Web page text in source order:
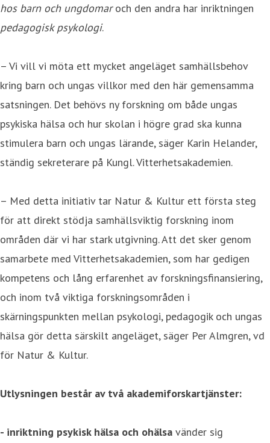
hos barn och ungdomaroch den andra har inriktningen
pedagogisk psykologi.
– Vi vill vi möta ett mycket angeläget samhällsbehov
kring barn och ungas villkor med den här gemensamma
satsningen. Det behövs ny forskning om både ungas
psykiska hälsa och hur skolan i högre grad ska kunna
stimulera barn och ungas lärande, säger Karin Helander,
ständig sekreterare på Kungl. Vitterhetsakademien.
– Med detta initiativ tar Natur & Kultur ett första steg
för att direkt stödja samhällsviktig forskning inom
områden där vi har stark utgivning. Att det sker genom
samarbete med Vitterhetsakademien, som har gedigen
kompetens och lång erfarenhet av forskningsfinansiering,
och inom två viktiga forskningsområden i
skärningspunkten mellan psykologi, pedagogik och ungas
hälsa gör detta särskilt angeläget, säger Per Almgren, vd
för Natur & Kultur.
Utlysningen består av två akademiforskartjänster:
- inriktning psykisk hälsa och ohälsa vänder sig